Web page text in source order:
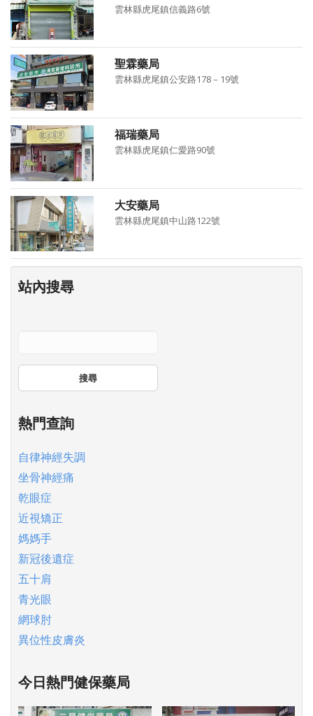
雲林縣虎尾鎮信義路6號
聖霖藥局
雲林縣虎尾鎮公安路178－19號
福瑞藥局
雲林縣虎尾鎮仁愛路90號
大安藥局
雲林縣虎尾鎮中山路122號
站內搜尋
搜尋
熱門查詢
自律神經失調
坐骨神經痛
乾眼症
近視矯正
媽媽手
新冠後遺症
五十肩
青光眼
網球肘
異位性皮膚炎
今日熱門健保藥局